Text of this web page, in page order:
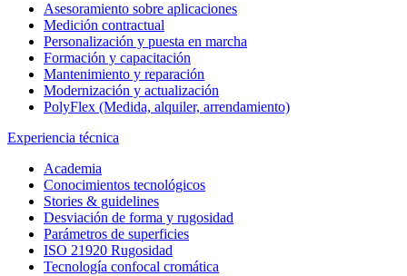
Asesoramiento sobre aplicaciones
Medición contractual
Personalización y puesta en marcha
Formación y capacitación
Mantenimiento y reparación
Modernización y actualización
PolyFlex (Medida, alquiler, arrendamiento)
Experiencia técnica
Academia
Conocimientos tecnológicos
Stories & guidelines
Desviación de forma y rugosidad
Parámetros de superficies
ISO 21920 Rugosidad
Tecnología confocal cromática